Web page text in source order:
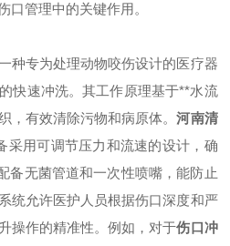
口管理中的关键作用。
种专为处理动物咬伤设计的医疗器
快速冲洗。其工作原理基于**水流
，有效清除污物和病原体。河南清
采用可调节压力和流速的设计，确
备无菌管道和一次性喷嘴，能防止
统允许医护人员根据伤口深度和严
操作的精准性。例如，对于伤口冲